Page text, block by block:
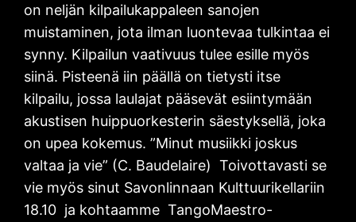
on neljän kilpailukappaleen sanojen
muistaminen, jota ilman luontevaa tulkintaa ei
synny. Kilpailun vaativuus tulee esille myös
siinä. Pisteenä iin päällä on tietysti itse
kilpailu, jossa laulajat pääsevät esiintymään
akustisen huippuorkesterin säestyksellä, joka
on upea kokemus. ”Minut musiikki joskus
valtaa ja vie” (C. Baudelaire) Toivottavasti se
vie myös sinut Savonlinnaan Kulttuurikellariin
18.10 ja kohtaamme TangoMaestro-